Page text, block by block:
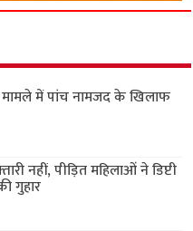
मामले में पांच नामजद के खिलाफ
नहीं, पीड़ित महिलाओं ने डिप्टी
गुहार